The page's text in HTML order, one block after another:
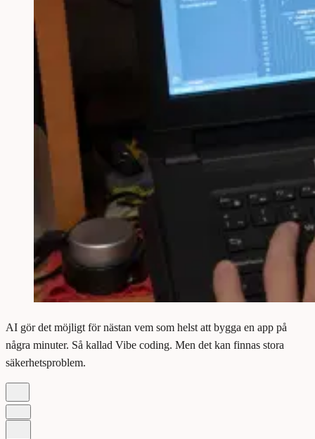
AI gör det möjligt för nästan vem som helst att bygga en app på
några minuter. Så kallad Vibe coding. Men det kan finnas stora
säkerhetsproblem.